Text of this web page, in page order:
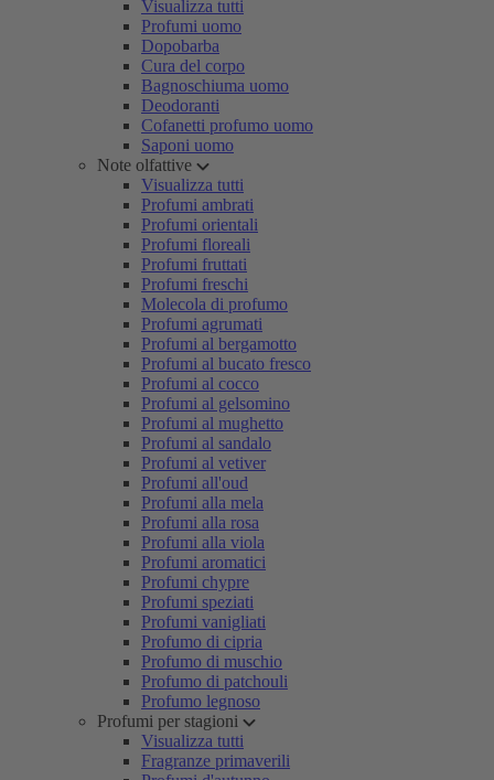
Visualizza tutti
Profumi uomo
Dopobarba
Cura del corpo
Bagnoschiuma uomo
Deodoranti
Cofanetti profumo uomo
Saponi uomo
Note olfattive
Visualizza tutti
Profumi ambrati
Profumi orientali
Profumi floreali
Profumi fruttati
Profumi freschi
Molecola di profumo
Profumi agrumati
Profumi al bergamotto
Profumi al bucato fresco
Profumi al cocco
Profumi al gelsomino
Profumi al mughetto
Profumi al sandalo
Profumi al vetiver
Profumi all'oud
Profumi alla mela
Profumi alla rosa
Profumi alla viola
Profumi aromatici
Profumi chypre
Profumi speziati
Profumi vanigliati
Profumo di cipria
Profumo di muschio
Profumo di patchouli
Profumo legnoso
Profumi per stagioni
Visualizza tutti
Fragranze primaverili